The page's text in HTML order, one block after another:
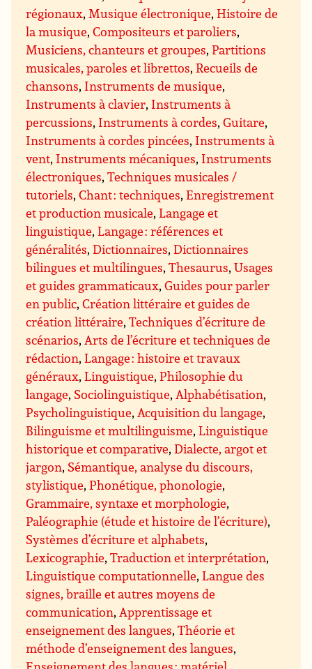
régionaux,Musique électronique,Histoire de
la musique,Compositeurs et paroliers,
Musiciens, chanteurs et groupes,Partitions
musicales, paroles et librettos,Recueils de
chansons, Instruments de musique,
Instruments à clavier, Instruments à
percussions, Instruments à cordes,Guitare,
Instruments à cordes pincées, Instruments à
vent, Instruments mécaniques, Instruments
électroniques,Techniques musicales /
tutoriels,Chant : techniques,Enregistrement
et production musicale,Langage et
linguistique,Langage : références et
généralités,Dictionnaires,Dictionnaires
bilingues et multilingues,Thesaurus,Usages
et guides grammaticaux,Guides pour parler
en public,Création littéraire et guides de
création littéraire,Techniques d’écriture de
scénarios,Arts de l’écriture et techniques de
rédaction,Langage : histoire et travaux
généraux,Linguistique,Philosophie du
langage, Sociolinguistique,Alphabétisation,
Psycholinguistique,Acquisition du langage,
Bilinguisme et multilinguisme,Linguistique
historique et comparative,Dialecte, argot et
jargon, Sémantique, analyse du discours,
stylistique,Phonétique, phonologie,
Grammaire, syntaxe et morphologie,
Paléographie (étude et histoire de l’écriture),
Systèmes d’écriture et alphabets,
Lexicographie,Traduction et interprétation,
Linguistique computationnelle,Langue des
signes, braille et autres moyens de
communication,Apprentissage et
enseignement des langues,Théorie et
méthode d’enseignement des langues,